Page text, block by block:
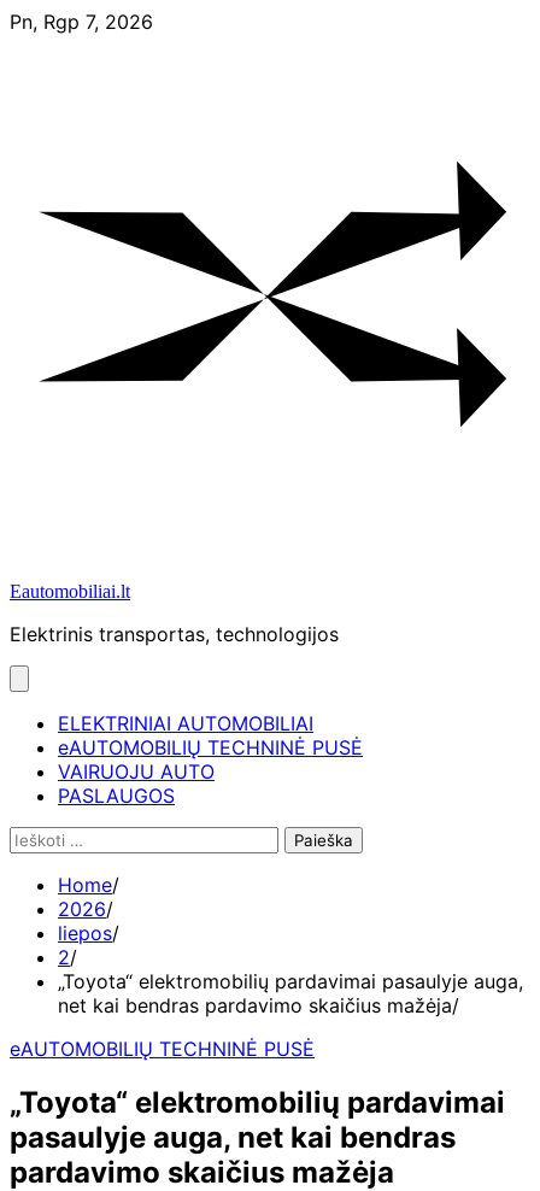
Skip
Pn, Rgp 7, 2026
Eautomobiliai.lt
Elektrinis transportas, technologijos
ELEKTRINIAI AUTOMOBILIAI
eAUTOMOBILIŲ TECHNINĖ PUSĖ
VAIRUOJU AUTO
PASLAUGOS
Ieškoti:
Home
2026
liepos
2
„Toyota“ elektromobilių pardavimai pasaulyje auga,
net kai bendras pardavimo skaičius mažėja
eAUTOMOBILIŲ TECHNINĖ PUSĖ
„Toyota“ elektromobilių pardavimai
pasaulyje auga, net kai bendras
pardavimo skaičius mažėja